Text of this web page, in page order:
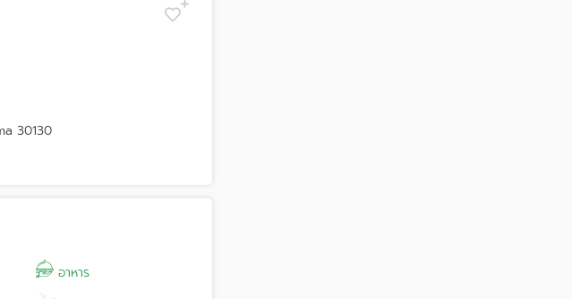
30130
อาหาร